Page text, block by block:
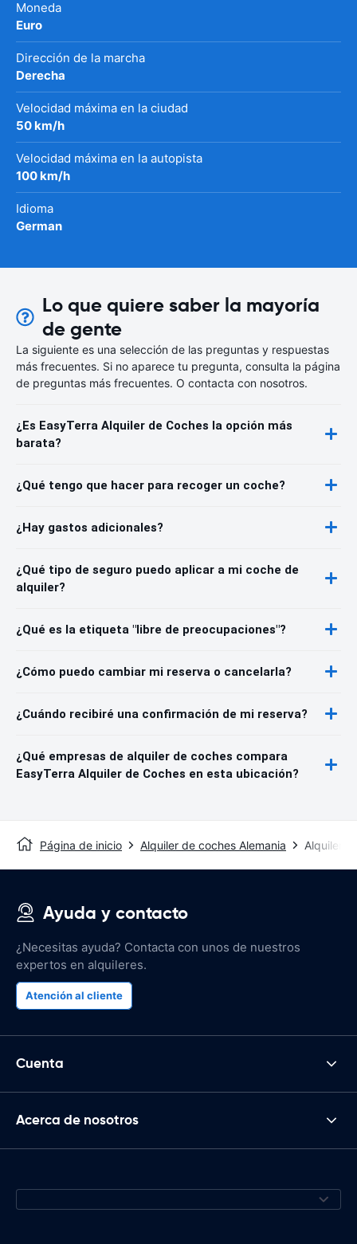
Moneda
Euro
Dirección de la marcha
Derecha
Velocidad máxima en la ciudad
50 km/h
Velocidad máxima en la autopista
100 km/h
Idioma
German
Lo que quiere saber la mayoría
de gente
La siguiente es una selección de las preguntas y respuestas
más frecuentes. Si no aparece tu pregunta, consulta la página
de preguntas más frecuentes. O contacta con nosotros.
¿Es EasyTerra Alquiler de Coches la opción más
barata?
¿Qué tengo que hacer para recoger un coche?
¿Hay gastos adicionales?
¿Qué tipo de seguro puedo aplicar a mi coche de
alquiler?
¿Qué es la etiqueta "libre de preocupaciones"?
¿Cómo puedo cambiar mi reserva o cancelarla?
¿Cuándo recibiré una confirmación de mi reserva?
¿Qué empresas de alquiler de coches compara
EasyTerra Alquiler de Coches en esta ubicación?
Página de inicio Alquiler de coches Alemania Alquiler
Ayuda y contacto
¿Necesitas ayuda? Contacta con unos de nuestros
expertos en alquileres.
Atención al cliente
Cuenta
Acerca de nosotros